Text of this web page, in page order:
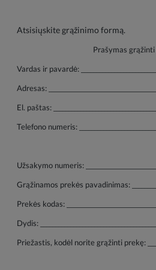
Atsisiųskite grąžinimo formą.
Prašymas
Vardas ir pavardė:
Adresas:
El. paštas:
Telefono numeris:
Užsakymo numeris:
Grąžinamos prekės pavadinimas:
Prekės kodas:
Dydis:
Priežastis, kodėl norite grąžinti prekę: